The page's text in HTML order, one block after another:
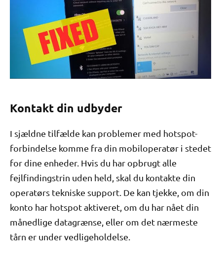
Kontakt din udbyder
I sjældne tilfælde kan problemer med hotspot-
forbindelse komme fra din mobiloperatør i stedet
for dine enheder. Hvis du har opbrugt alle
fejlfindingstrin uden held, skal du kontakte din
operatørs tekniske support. De kan tjekke, om din
konto har hotspot aktiveret, om du har nået din
månedlige datagrænse, eller om det nærmeste
tårn er under vedligeholdelse.